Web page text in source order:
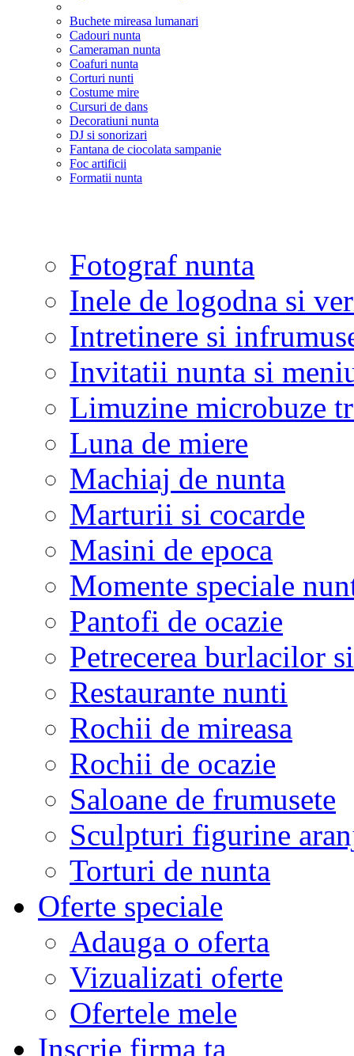
Buchete mireasa lumanari
Cadouri nunta
Cameraman nunta
Coafuri nunta
Corturi nunti
Costume mire
Cursuri de dans
Decoratiuni nunta
DJ si sonorizari
Fantana de ciocolata sampanie
Foc artificii
Formatii nunta
Fotograf nunta
Inele de logodna si
Intretinere si
Invitatii nunta si
Limuzine microbuze
Luna de miere
Machiaj de nunta
Marturii si cocarde
Masini de epoca
Momente speciale
Pantofi de ocazie
Petrecerea burlacilor
Restaurante nunti
Rochii de mireasa
Rochii de ocazie
Saloane de frumusete
Sculpturi figurine
Torturi de nunta
Oferte speciale
Adauga o oferta
Vizualizati oferte
Ofertele mele
Inscrie firma ta